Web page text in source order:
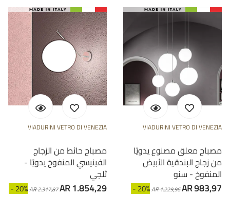
VIADURINI VETRO DI VENEZIA
مصباح حائط من الزجاج
الفينيسي المنفوخ يدويًا -
ثلجي
- 20%AR 2.317,87AR 1.854,29
VIADURINI VETRO DI VENEZIA
مصباح معلق مصنوع يدويًا
من زجاج البندقية الأبيض
المنفوخ - سنو
- 20%AR 1.229,96AR 983,97